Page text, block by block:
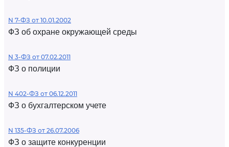
N 7-ФЗ от 10.01.2002
ФЗ об охране окружающей среды
N 3-ФЗ от 07.02.2011
ФЗ о полиции
N 402-ФЗ от 06.12.2011
ФЗ о бухгалтерском учете
N 135-ФЗ от 26.07.2006
ФЗ о защите конкуренции